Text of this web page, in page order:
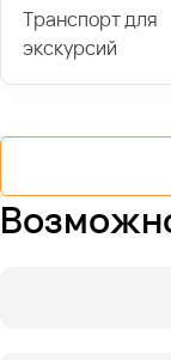
Транспорт для
экскурсий